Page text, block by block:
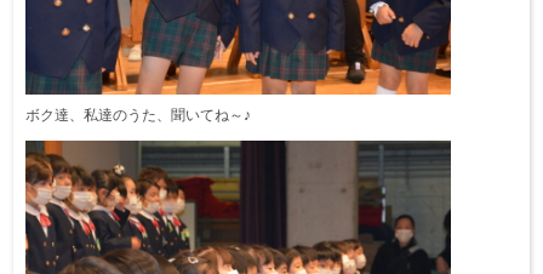
ボク達、私達のうた、聞いてね～♪